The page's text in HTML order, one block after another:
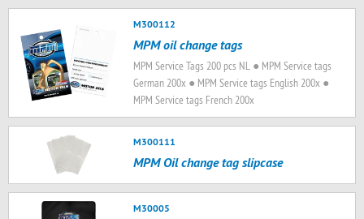
M300112
MPM oil change tags
MPM Service Tags 200 pcs NL ● MPM Service tags
German 200x ● MPM Service tags English 200x ●
MPM Service tags French 200x
M300111
MPM Oil change tag slipcase
M30005